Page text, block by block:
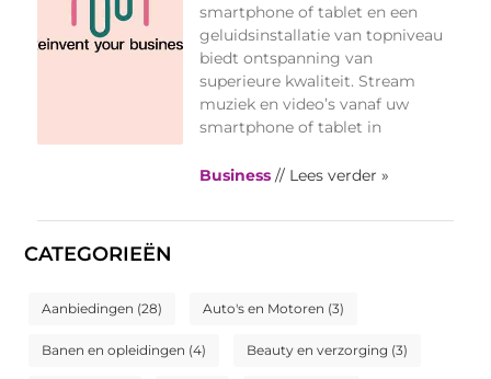
CATEGORIEËN
Aanbiedingen (28) Auto's en Motoren (3)
Banen en opleidingen (4) Beauty en verzorging (3)
smartphone of tablet en een
geluidsinstallatie van topniveau
biedt ontspanning van
superieure kwaliteit. Stream
muziek en video’s vanaf uw
smartphone of tablet in
Business // Lees verder »